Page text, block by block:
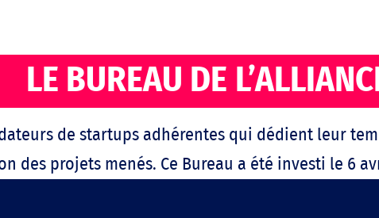
LE BUREAU DE
de startups adhérentes qui dédient leur
des projets menés. Ce Bureau a été investi le 6